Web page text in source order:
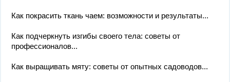
Как покрасить ткань чаем: возможности и результаты...
Как подчеркнуть изгибы своего тела: советы от
профессионалов...
Как выращивать мяту: советы от опытных садоводов...